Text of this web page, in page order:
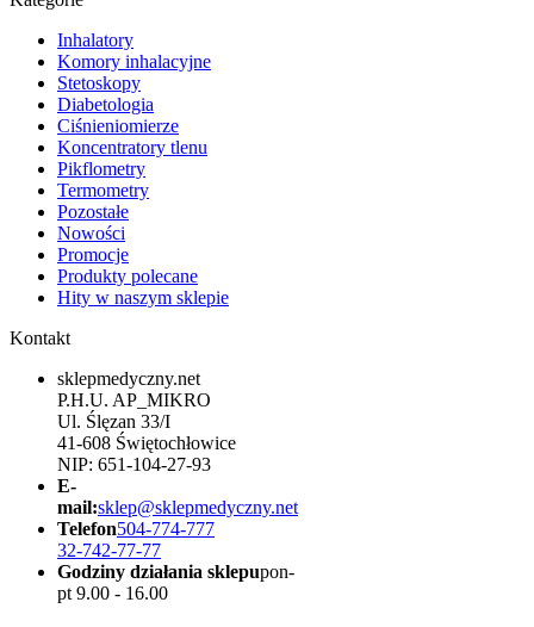
Inhalatory
Komory inhalacyjne
Stetoskopy
Diabetologia
Ciśnieniomierze
Koncentratory tlenu
Pikflometry
Termometry
Pozostałe
Nowości
Promocje
Produkty polecane
Hity w naszym sklepie
Kontakt
sklepmedyczny.net
P.H.U. AP_MIKRO
Ul. Ślęzan 33/I
41-608 Świętochłowice
NIP: 651-104-27-93
E-
mail:sklep@sklepmedyczny.net
Telefon504-774-777
32-742-77-77
Godziny działania sklepupon-
pt 9.00 - 16.00